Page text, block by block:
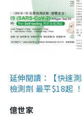
延伸閱讀：【快速
檢測劑 最平$18起
億世家